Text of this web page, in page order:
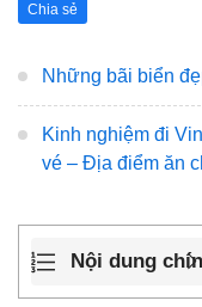
Chia sẻ
Những bãi biển
Kinh nghiệm đi
vé – Địa điểm ăn
Nội dung